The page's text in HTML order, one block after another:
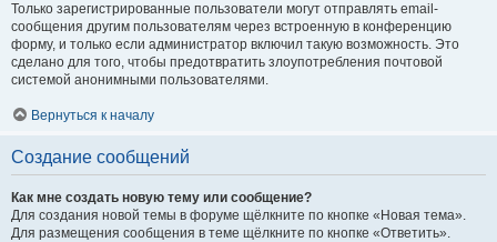
Только зарегистрированные пользователи могут отправлять email-
сообщения другим пользователям через встроенную в конференцию
форму, и только если администратор включил такую возможность. Это
сделано для того, чтобы предотвратить злоупотребления почтовой
системой анонимными пользователями.
Вернуться к началу
Создание сообщений
Как мне создать новую тему или сообщение?
Для создания новой темы в форуме щёлкните по кнопке «Новая тема».
Для размещения сообщения в теме щёлкните по кнопке «Ответить».